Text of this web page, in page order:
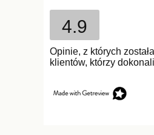
4.9
Opinie, z których
klientów, którzy